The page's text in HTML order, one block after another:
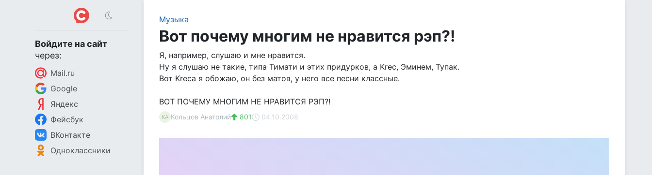
Войдите на сайт
через:
Mail.ru
Google
Яндекс
Фейсбук
ВКонтакте
Одноклассники
Музыка
Вот почему многим не нравится рэп?!
Я, например, слушаю и мне нравится.
Ну я слушаю не такие, типа Тимати и этих придурков, а Krec, Эминем, Тупак.
Вот Krecа я обожаю, он без матов, у него все песни классные.
ВОТ ПОЧЕМУ МНОГИМ НЕ НРАВИТСЯ РЭП?!
КА Кольцов Анатолий 801 04.10.2008